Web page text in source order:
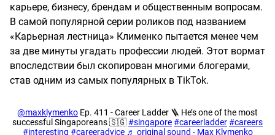
карьере, бизнесу, брендам и общественным вопросам.
В самой популярной серии роликов под названием
«Карьерная лестница» Клименко пытается менее чем
за две минуты угадать профессии людей. Этот вормат
впоследствии был скопирован многими блогерами,
став одним из самых популярных в TikTok.
@maxklymenko Ep. 411 - Career Ladder 🪜 He’s one of the most
successful Singaporeans 🇸🇬#singapore#careerladder#careers
#interesting #careeradvice ♬ original sound - Max Klymenko